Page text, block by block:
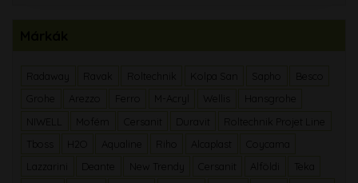
Roltechnik Kolpa San
Besco
Grohe
Arezzo Ferro M-Acryl Wellis
Hansgrohe
Mofém Cersanit Duravit
Roltechnik Projet Line
Tboss
H2O Aqualine Alcaplast
Deante New Trendy Cersanit Alföldi
Teka